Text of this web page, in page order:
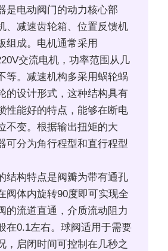
是电动阀门的动力核心部
、减速齿轮箱、位置反馈机
组成。电机通常采用
交流电机，功率范围从几
等。减速机构多采用蜗轮蜗
的设计形式，这种结构具有
性能好的特点，能够在断电
不变。根据输出扭矩的大
可分为角行程型和直行程型
结构特点是阀瓣为带有通孔
阀体内旋转90度即可实现全
的流道直通，介质流动阻力
在0.1左右。球阀适用于需要
，启闭时间可控制在几秒之